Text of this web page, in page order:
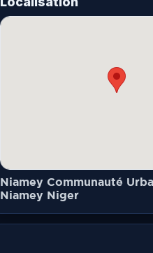
Niamey Communauté
Niamey Niger